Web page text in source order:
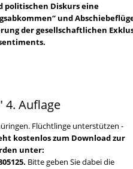
politischen Diskurs eine
und
der gesellschaftlichen
4. Auflage
Flüchtlinge unterstützen -
kostenlos zum Download zur
unter:
Bitte geben Sie dabei die